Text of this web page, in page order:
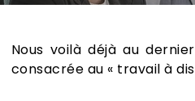
Nous voilà déjà au
consacrée au « travail à